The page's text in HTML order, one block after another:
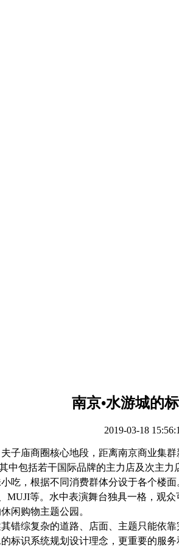
南京•水游城的
2019-03-18
子庙商圈核心地段，距离南京商业集群
中包括若干国际品牌的主力店及次主
吃，根据不同消费群体分设于各个楼
等。水中表演舞台独具一格，观
闲购物主题公园。
错综复杂的道路、店面、主题只能依
标识系统规划设计理念，更重要的服